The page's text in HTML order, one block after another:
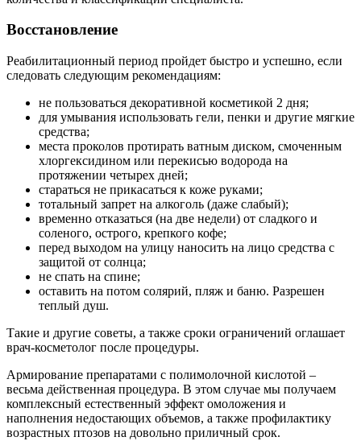
Восстановление
Реабилитационный период пройдет быстро и успешно, если
следовать следующим рекомендациям:
не пользоваться декоративной косметикой 2 дня;
для умывания использовать гели, пенки и другие мягкие
средства;
места проколов протирать ватным диском, смоченным
хлоргексидином или перекисью водорода на
протяжении четырех дней;
стараться не прикасаться к коже руками;
тотальный запрет на алкоголь (даже слабый);
временно отказаться (на две недели) от сладкого и
соленого, острого, крепкого кофе;
перед выходом на улицу наносить на лицо средства с
защитой от солнца;
не спать на спине;
оставить на потом солярий, пляж и баню. Разрешен
теплый душ.
Такие и другие советы, а также сроки ограничений оглашает
врач-косметолог после процедуры.
Армирование препаратами с полимолочной кислотой –
весьма действенная процедура. В этом случае мы получаем
комплексный естественный эффект омоложения и
наполнения недостающих объемов, а также профилактику
возрастных птозов на довольно приличный срок.